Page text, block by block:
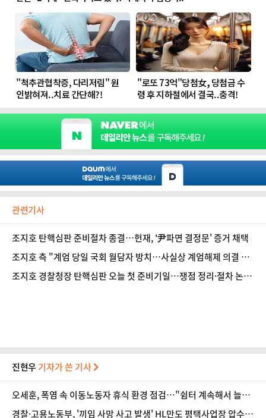
관련기사
조지호 탄핵심판 준비절차 종결…헌재, '尹파면 결정문' 증거 채택
조지호 측 "계엄 당일 국회 월담자 방치…사실상 계엄해제 의결 도
와"
조지호 경찰청장 탄핵심판 오늘 첫 준비기일…쟁점 정리·절차 논
진현우 기자가 쓴 기사
오세훈, 폭염 속 이동노동자 휴식 환경 점검…"쉼터 계속해서 늘려
갈 것"
경찰·고용노동부, '끼임 사망 사고 발생' HL만도 평택사업장 압수